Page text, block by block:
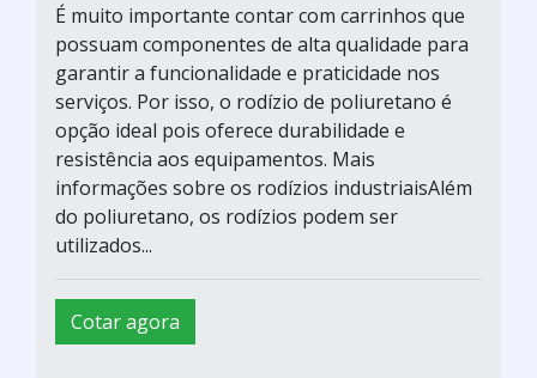
É muito importante contar com carrinhos que
possuam componentes de alta qualidade para
garantir a funcionalidade e praticidade nos
serviços. Por isso, o rodízio de poliuretano é
opção ideal pois oferece durabilidade e
resistência aos equipamentos. Mais
informações sobre os rodízios industriaisAlém
do poliuretano, os rodízios podem ser
utilizados...
Cotar agora